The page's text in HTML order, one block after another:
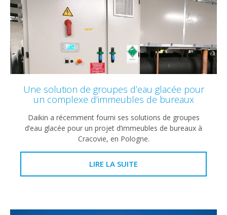
Une solution de groupes d’eau glacée pour
un complexe d’immeubles de bureaux
Daikin a récemment fourni ses solutions de groupes
d’eau glacée pour un projet d’immeubles de bureaux à
Cracovie, en Pologne.
LIRE LA SUITE